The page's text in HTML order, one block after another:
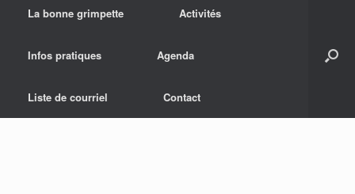
La bonne grimpette Activités
Infos pratiques Agenda
Liste de courriel Contact